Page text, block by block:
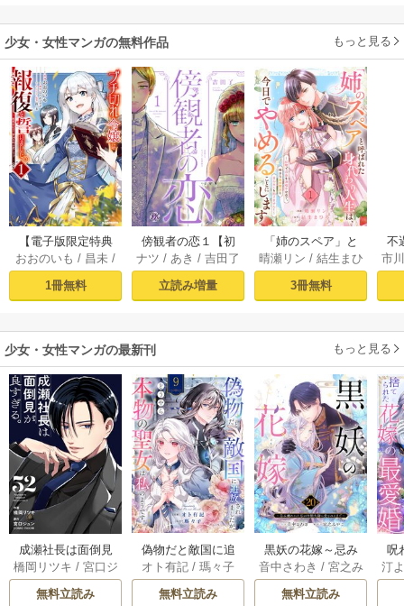
少女・女性マンガの無料作品 もっと見る
【電子版限定特典
付き】ブチ切れ令
嬢は報復を誓いま
した。1～魔導書の
します～
おおのいも / 昌未 /
はぐれメタボ
1冊無料
傍観者の恋１【初
回限定ペーパー
付】【電子限定特
典付】【シーモア
ナツ /あき /吉田了
立読み増量
「姉のスペア」と
呼ばれた身代わり
人生は、今日でや
めることにします
喫中なので、今さ
ら真の聖女と言わ
れても知りませ
ん！～ 1巻
晴瀬リン / 結生まひ
ろ
3冊無料
不
ー
市
少女・女性マンガの最新刊 もっと見る
成瀬社長は面倒見
が良すぎる。【単
話版】 52巻
橋岡リツキ / 宮口ジ
ュン/COMIC ROO
M
無料立読み
偽物だと敵国に追
放されましたが、
どうやら本物の聖
オト有記 /瑪々子
無料立読み
黒妖の花嫁～忌み
嫌われた私が冷酷
大尉に愛されるま
音中さわき / 宮之み
やこ
無料立読み
呪
ら
汀